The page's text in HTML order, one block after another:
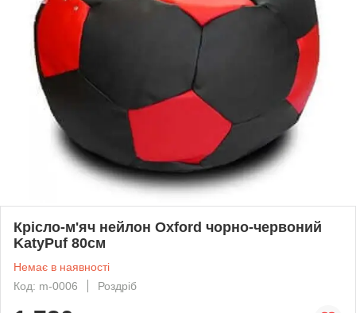
Крісло-м'яч нейлон Oxford чорно-червоний
KatyPuf 80см
Немає в наявності
Код: m-0006
Роздріб